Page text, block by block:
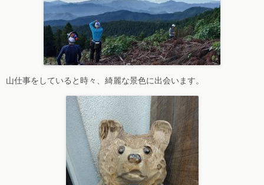
山仕事をしていると時々、綺麗な景色に出会います。